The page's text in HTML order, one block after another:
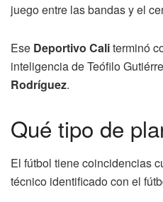
juego entre las bandas y el
Ese Deportivo Caliterminó
inteligencia de Teófilo
Rodríguez.
Qué tipo de
El fútbol tiene coincidencias
técnico identificado con el